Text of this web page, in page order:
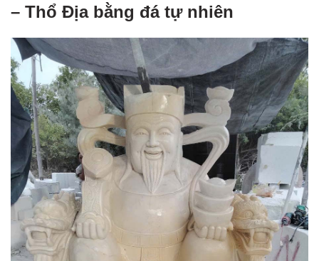
– Thổ Địa bằng đá tự nhiên